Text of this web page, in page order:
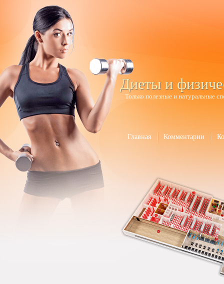
Диеты и
Только полезные и натуральные
Главная Комментарии